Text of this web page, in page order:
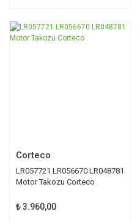
TÜKENDİ
Corteco
LR057721 LR056670 LR048781
Motor Takozu Corteco
₺ 3.960,00